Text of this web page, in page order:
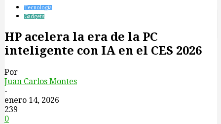
Negocios IT
IA
TIC
Entretenimiento
Autos
Tecnología
Gadgets
HP acelera la era de la PC
inteligente con IA en el CES 2026
Por
Juan Carlos Montes
-
enero 14, 2026
239
0